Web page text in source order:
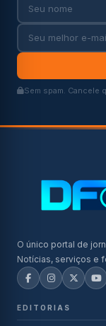
Sem spam. Cancele
O único portal de
Notícias, serviços e
EDITORIAS